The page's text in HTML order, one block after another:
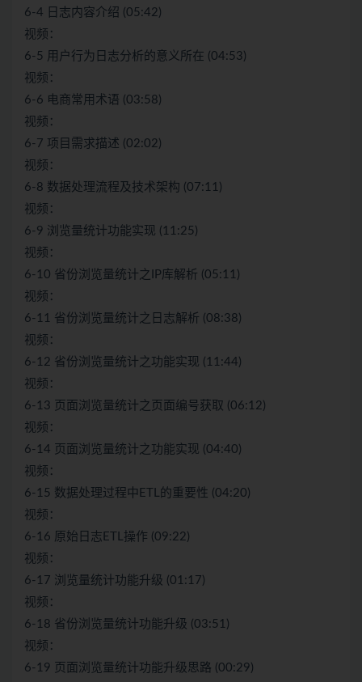
6-4 日志内容介绍 (05:42)
视频：
6-5 用户行为日志分析的意义所在 (04:53)
视频：
6-6 电商常用术语 (03:58)
视频：
6-7 项目需求描述 (02:02)
视频：
6-8 数据处理流程及技术架构 (07:11)
视频：
6-9 浏览量统计功能实现 (11:25)
视频：
6-10 省份浏览量统计之IP库解析 (05:11)
视频：
6-11 省份浏览量统计之日志解析 (08:38)
视频：
6-12 省份浏览量统计之功能实现 (11:44)
视频：
6-13 页面浏览量统计之页面编号获取 (06:12)
视频：
6-14 页面浏览量统计之功能实现 (04:40)
视频：
6-15 数据处理过程中ETL的重要性 (04:20)
视频：
6-16 原始日志ETL操作 (09:22)
视频：
6-17 浏览量统计功能升级 (01:17)
视频：
6-18 省份浏览量统计功能升级 (03:51)
视频：
6-19 页面浏览量统计功能升级思路 (00:29)